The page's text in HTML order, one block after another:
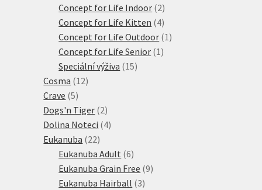
produktů
Concept for Life Indoor 22
produkty
Concept for Life Kitten 44
produkty
Concept for Life Outdoor 1 1
Concept for Life Senior 1 1
Speciální výživa 1515
Cosma 1212
Crave 55
produktů
Dogs'n Tiger 22
produkty
Dolina Noteci 44
Eukanuba 2222
produktů
Eukanuba Adult 66
produktů
Eukanuba Grain Free 99
Eukanuba Hairball 33